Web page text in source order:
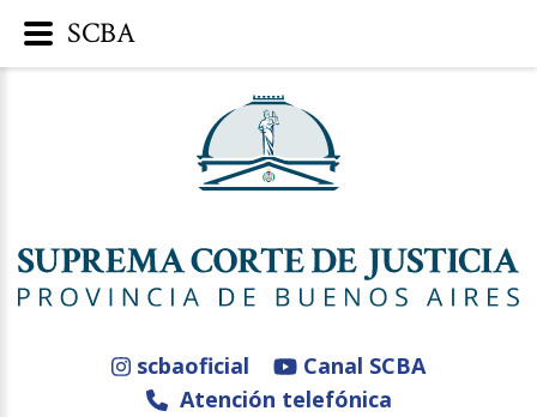
scbaoficial
Canal SCBA
Atención telefónica
SCBA